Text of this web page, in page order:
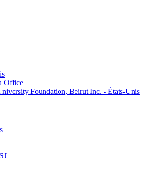
Office
Foundation, Beirut Inc. - États-Unis